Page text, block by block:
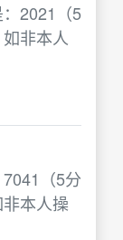
：2021（5
非本人
（5分
本人操